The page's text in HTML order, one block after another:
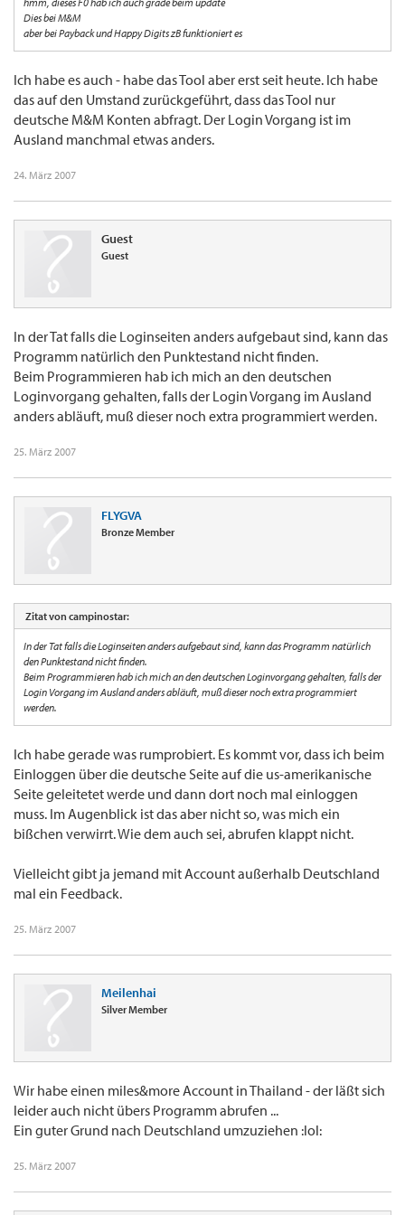
Dies bei M&M
aber bei Payback und Happy Digits zB funktioniert es
Ich habe es auch - habe das Tool aber erst seit heute. Ich habe
das auf den Umstand zurückgeführt, dass das Tool nur
deutsche M&M Konten abfragt. Der Login Vorgang ist im
Ausland manchmal etwas anders.
24. März 2007
Guest
Guest
In der Tat falls die Loginseiten anders aufgebaut sind, kann das
Programm natürlich den Punktestand nicht finden.
Beim Programmieren hab ich mich an den deutschen
Loginvorgang gehalten, falls der Login Vorgang im Ausland
anders abläuft, muß dieser noch extra programmiert werden.
25. März 2007
FLYGVA
Bronze Member
Zitat von campinostar:
In der Tat falls die Loginseiten anders aufgebaut sind, kann das Programm natürlich
den Punktestand nicht finden.
Beim Programmieren hab ich mich an den deutschen Loginvorgang gehalten, falls der
Login Vorgang im Ausland anders abläuft, muß dieser noch extra programmiert
werden.
Ich habe gerade was rumprobiert. Es kommt vor, dass ich beim
Einloggen über die deutsche Seite auf die us-amerikanische
Seite geleitetet werde und dann dort noch mal einloggen
muss. Im Augenblick ist das aber nicht so, was mich ein
bißchen verwirrt. Wie dem auch sei, abrufen klappt nicht.
Vielleicht gibt ja jemand mit Account außerhalb Deutschland
mal ein Feedback.
25. März 2007
Meilenhai
Silver Member
Wir habe einen miles&more Account in Thailand - der läßt sich
leider auch nicht übers Programm abrufen ...
Ein guter Grund nach Deutschland umzuziehen :lol:
25. März 2007